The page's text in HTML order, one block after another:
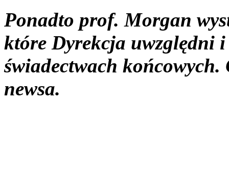
Ponadto prof. Morgan
które Dyrekcja uwzględni i
świadectwach
newsa.